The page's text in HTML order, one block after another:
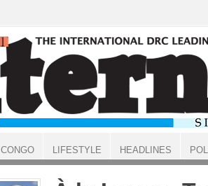
CONGO LIFESTYLE HEADLINES